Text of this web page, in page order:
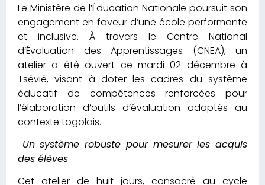
Le Ministère de l’Éducation Nationale poursuit son
engagement en faveur d’une école performante
et inclusive. À travers le Centre National
d’Évaluation des Apprentissages (CNEA), un
atelier a été ouvert ce mardi 02 décembre à
Tsévié, visant à doter les cadres du système
éducatif de compétences renforcées pour
l’élaboration d’outils d’évaluation adaptés au
contexte togolais.
Un système robuste pour mesurer les acquis
des élèves
Cet atelier de huit jours, consacré au cycle